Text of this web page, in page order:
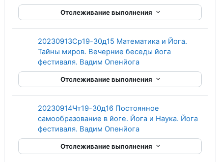
Отслеживание выполнения
20230913Ср19-30д15 Математика и Йога.
Тайны миров. Вечерние беседы йога
фестиваля. Вадим ОпенйогаГиперссылка
Отслеживание выполнения
20230914Чт19-30д16 Постоянное
самообразование в йоге. Йога и Наука. Йога
фестиваля. Вадим ОпенйогаГиперссылка
Отслеживание выполнения